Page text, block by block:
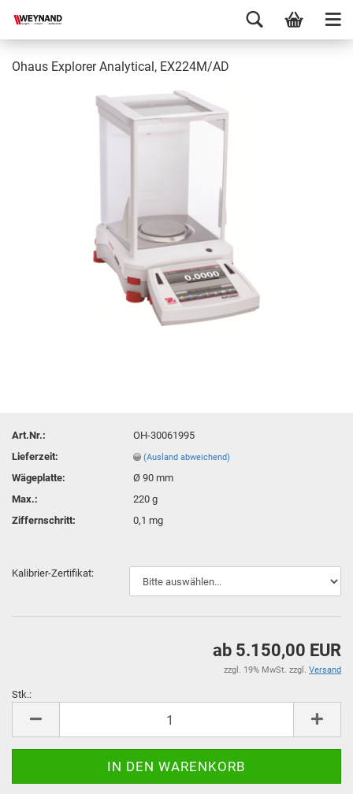
Ohaus Explorer Analytical, EX224M/AD
Art.Nr.:
OH-30061995
Lieferzeit:
(Ausland abweichend)
Wägeplatte:
Ø 90 mm
Max.:
220 g
Ziffernschritt:
0,1 mg
Kalibrier-Zertifikat:
ab 5.150,00 EUR
zzgl. 19% MwSt. zzgl. Versand
Stk.: